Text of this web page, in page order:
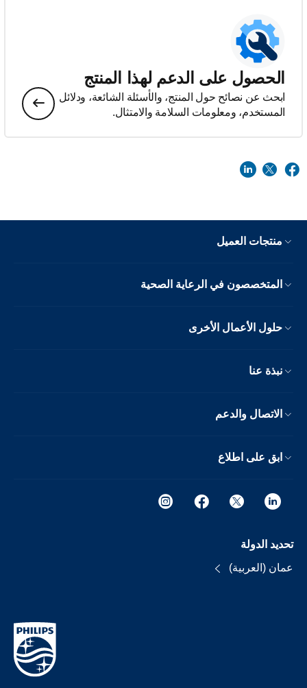
الحصول على الدعم لهذا المنتج
ابحث عن نصائح حول المنتج، والأسئلة الشائعة، ودلائل
المستخدم، ومعلومات السلامة والامتثال.
منتجات العميل
المتخصصون في الرعاية الصحية
حلول الأعمال الأخرى
نبذة عنا
الاتصال والدعم
ابق على اطلاع
تحديد الدولة
عمان (العربية)